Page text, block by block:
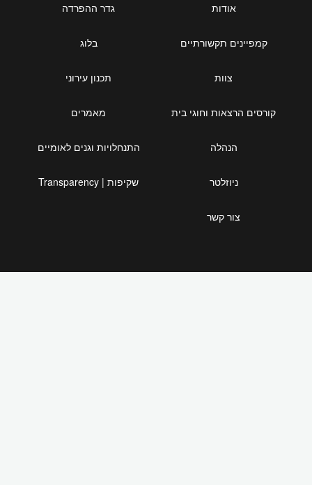
אודות גדר ההפרדה
קמפיינים תקשורתיים בלוג
צוות תכנון עירוני
קורסים הרצאות וחוגי בית מאמרים
הנהלה התנחלויות וגנים לאומיים
ניוזלטר שקיפות | Transparency
צור קשר